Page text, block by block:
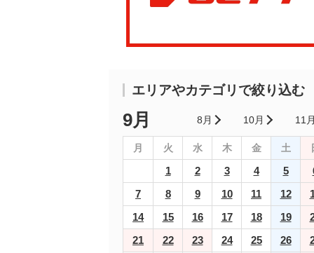
エリアやカテゴリで絞り込む
9月 8月 10月 11
月 火 水 木 金 土
1 2 3 4 5
7
8 9 10 11 12
14
15 16 17 18 19
21
22 23 24 25 26